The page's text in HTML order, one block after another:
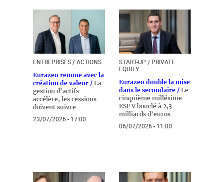
ENTREPRISES / ACTIONS
Eurazeo renoue avec la
création de valeur / La
gestion d’actifs
accélère, les cessions
doivent suivre
23/07/2026 - 17:00
START-UP / PRIVATE
EQUITY
Eurazeo double la mise
dans le secondaire / Le
cinquième millésime
ESF V bouclé à 2,3
milliards d’euros
06/07/2026 - 11:00